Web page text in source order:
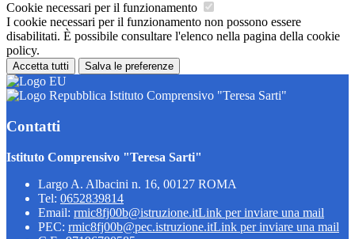
Cookie necessari per il funzionamento
I cookie necessari per il funzionamento non possono essere
disabilitati. È possibile consultare l'elenco nella pagina della cookie
policy.
Accetta tutti Salva le preferenze
Istituto Comprensivo "Teresa Sarti"
Contatti
Istituto Comprensivo "Teresa Sarti"
Largo A. Albacini n. 16, 00127 ROMA
Tel: 0652839814
Email: rmic8fj00b@istruzione.itLink per inviare una mail
PEC: rmic8fj00b@pec.istruzione.itLink per inviare una mail